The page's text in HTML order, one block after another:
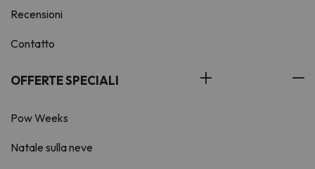
Recensioni
Contatto
OFFERTE SPECIALI
Pow Weeks
Natale sulla neve